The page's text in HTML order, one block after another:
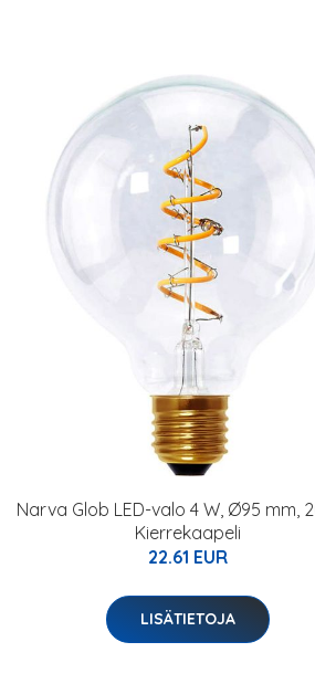
Narva Glob LED-valo 4 W, Ø95 mm,
Kierrekaapeli
22.61 EUR
LISÄTIETOJA